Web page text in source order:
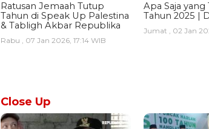
Ratusan Jemaah Tutup
Tahun di Speak Up Palestina
& Tabligh Akbar Republika
Rabu , 07 Jan 2026, 17:14 WIB
Apa Saja yang
Tahun 2025 |
Jumat , 02 Jan
Close Up